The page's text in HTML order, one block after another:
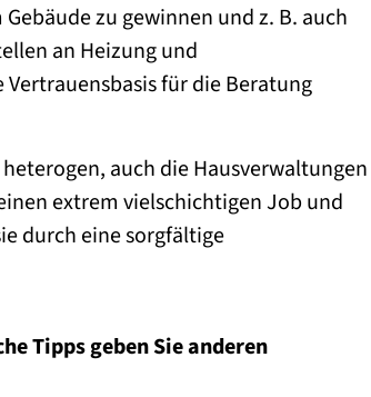
zu gewinnen und z. B. auch
an Heizung und
für die Beratung
auch die Hausverwaltungen
extrem vielschichtigen Job und
durch eine sorgfältige
Tipps geben Sie anderen